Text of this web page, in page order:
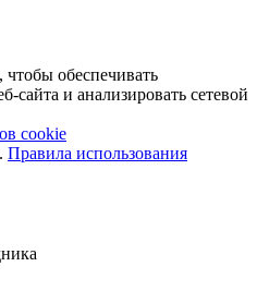
обеспечивать
сайта и анализировать сетевой
cookie
Правила использования